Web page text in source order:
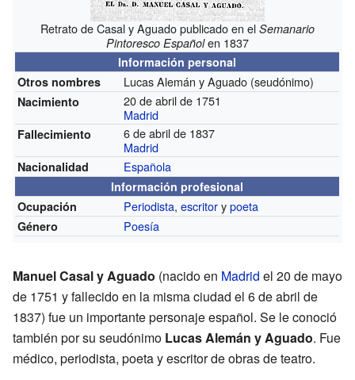
Retrato de Casal y Aguado publicado en el Semanario
Pintoresco Españolen 1837
Información personal
Otros nombres
Lucas Alemán y Aguado (seudónimo)
Nacimiento
20 de abril de 1751
Madrid
Fallecimiento
6 de abril de 1837
Madrid
Nacionalidad Española
Información profesional
Ocupación
Periodista,escritorypoeta
Género Poesía
Manuel Casal y Aguado (nacido en Madrid el 20 de mayo
de 1751 y fallecido en la misma ciudad el 6 de abril de
1837) fue un importante personaje español. Se le conoció
también por su seudónimo Lucas Alemán y Aguado. Fue
médico, periodista, poeta y escritor de obras de teatro.